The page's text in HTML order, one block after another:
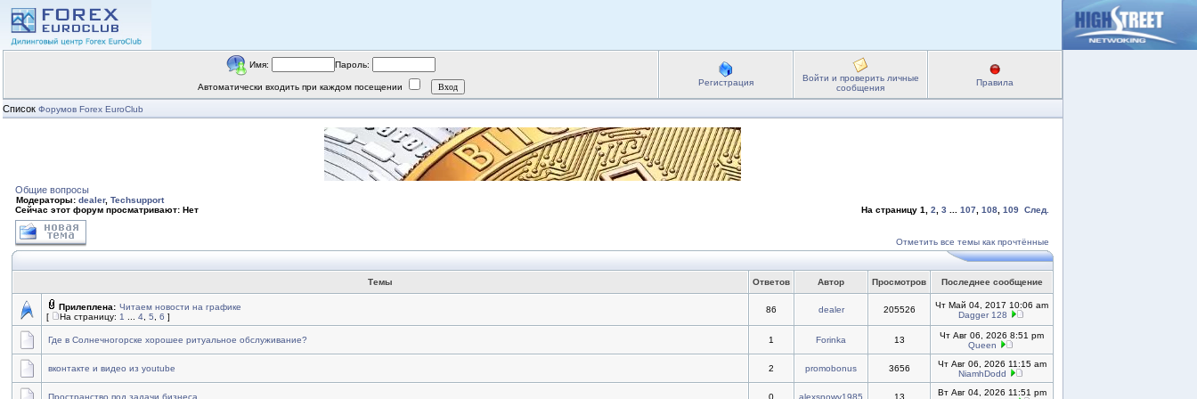
Имя: Пароль:
Автоматически входить при каждом посещении Регистрация
Войти и проверить личные
сообщения
Правила
Список Форумов Forex EuroClub
Общие вопросы
Модераторы: dealer, Techsupport
Сейчас этот форум просматривают: Нет
На страницу 1 2 3 107 108 109 След.
Отметить все темы как прочтённые
Темы Ответов Автор Просмотров Последнее сообщение
Прилеплена: Читаем новости на графике
[
На страницу: 1 4 5 6 ]
86 dealer 205526
Чт Май 04, 2017 10:06 am
Dagger 128
Где в Солнечногорске хорошее ритуальное обслуживание? 1 Forinka 13
Чт Авг 06, 2026 8:51 pm
Queen
вконтакте и видео из youtube 2 promobonus 3656
Чт Авг 06, 2026 11:15 am
NiamhDodd
Пространство под задачи бизнеса 0 alexsnowy1985 13
Вт Авг 04, 2026 11:51 pm